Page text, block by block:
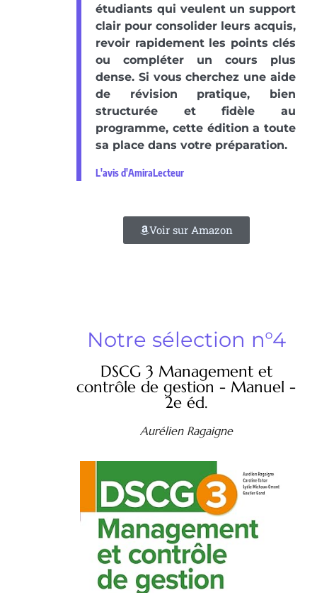
étudiants qui veulent un support
clair pour consolider leurs acquis,
revoir rapidement les points clés
ou compléter un cours plus
dense. Si vous cherchez une aide
de révision pratique, bien
structurée et fidèle au
programme, cette édition a toute
sa place dans votre préparation.
L'avis d'AmiraLecteur
Voir sur Amazon
Notre sélection n°4
DSCG 3 Management et
contrôle de gestion - Manuel -
2e éd.
Aurélien Ragaigne